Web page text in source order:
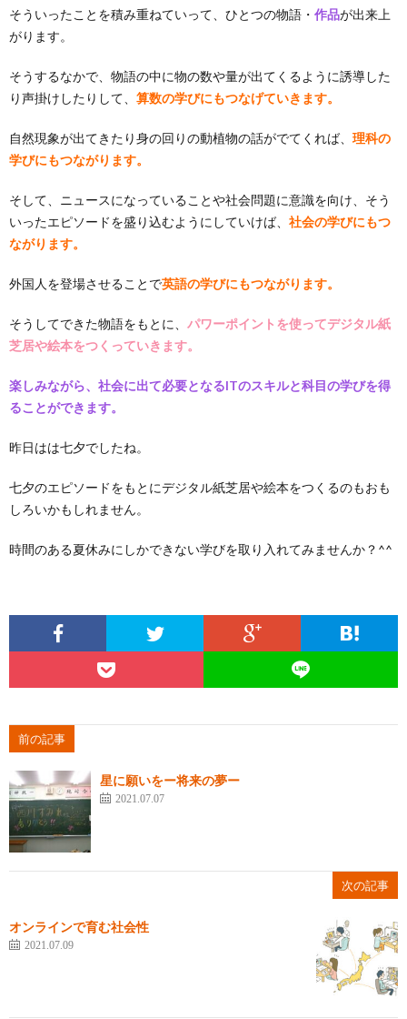
そういったことを積み重ねていって、ひとつの物語・ 作品が出来上
がります。
そうするなかで、物語の中に物の数や量が出てくるように誘導した
り声掛けしたりして、 算数の学びにもつなげていきます。
自然現象が出てきたり身の回りの動植物の話がでてくれば、 理科の
学びにもつながります。
そして、ニュースになっていることや社会問題に意識を向け、そう
いったエピソードを盛り込むようにしていけば、 社会の学びにもつ
ながります。
外国人を登場させることで英語の学びにもつながります。
そうしてできた物語をもとに、 パワーポイントを使ってデジタル紙
芝居や絵本をつくっていきます。
楽しみながら、社会に出て必要となるITのスキルと科目の学びを得
ることができます。
昨日はは七夕でしたね。
七夕のエピソードをもとにデジタル紙芝居や絵本をつくるのもおも
しろいかもしれません。
時間のある夏休みにしかできない学びを取り入れてみませんか？^^
前の記事
星に願いをー将来の夢ー
2021.07.07
次の記事
オンラインで育む社会性
2021.07.09